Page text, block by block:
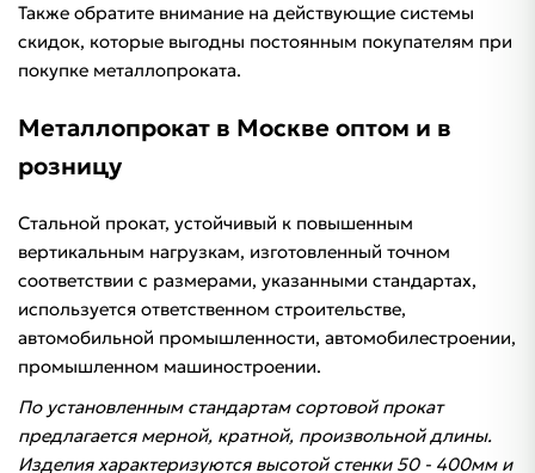
Также обратите внимание на действующие системы
скидок, которые выгодны постоянным покупателям при
покупке металлопроката.
Металлопрокат в Москве оптом и в
розницу
Стальной прокат, устойчивый к повышенным
вертикальным нагрузкам, изготовленный точном
соответствии с размерами, указанными стандартах,
используется ответственном строительстве,
автомобильной промышленности, автомобилестроении,
промышленном машиностроении.
По установленным стандартам сортовой прокат
предлагается мерной, кратной, произвольной длины.
Изделия характеризуются высотой стенки 50 - 400мм и